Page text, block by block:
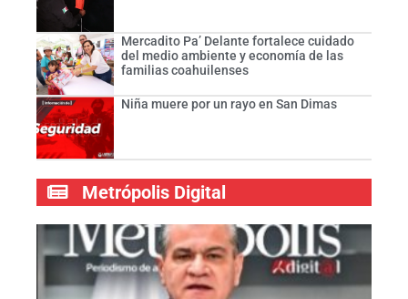
Mercadito Pa’ Delante fortalece cuidado
del medio ambiente y economía de las
familias coahuilenses
Niña muere por un rayo en San Dimas
Metrópolis Digital